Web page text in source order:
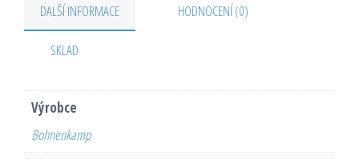
DALŠÍ INFORMACE HODNOCENÍ (0)
SKLAD
Výrobce
Bohnenkamp